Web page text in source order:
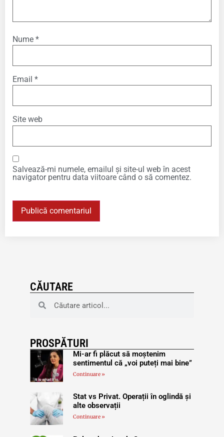
Nume *
Email *
Site web
Salvează-mi numele, emailul și site-ul web în acest
navigator pentru data viitoare când o să comentez.
CĂUTARE
PROSPĂTURI
Mi-ar fi plăcut să moștenim
sentimentul că „voi puteți mai bine”
Continuare »
Stat vs Privat. Operații în oglindă și
alte observații
Continuare »